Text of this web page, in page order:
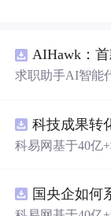
AIHawk：
求职助手AI智能
科易网基于40亿
新领域的AI+数
智能化发展。